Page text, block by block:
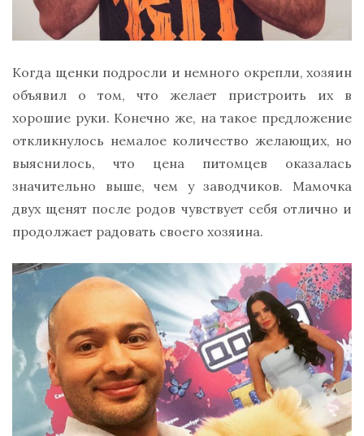
Когда щенки подросли и немного окрепли, хозяин
объявил о том, что желает пристроить их в
хорошие руки. Конечно же, на такое предложение
откликнулось немалое количество желающих, но
выяснилось, что цена питомцев оказалась
значительно выше, чем у заводчиков. Мамочка
двух щенят после родов чувствует себя отлично и
продолжает радовать своего хозяина.